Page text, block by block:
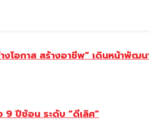
อกาส สร้างอาชีพ” เดินหน้าพัฒน
9 ปีซ้อน ระดับ “ดีเลิศ”